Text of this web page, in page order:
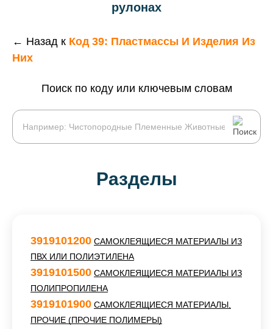
рулонах
← Назад к Код 39: Пластмассы И Изделия Из
Них
Поиск по коду или ключевым словам
Разделы
3919101200 САМОКЛЕЯЩИЕСЯ МАТЕРИАЛЫ ИЗ
ПВХ ИЛИ ПОЛИЭТИЛЕНА
3919101500 САМОКЛЕЯЩИЕСЯ МАТЕРИАЛЫ ИЗ
ПОЛИПРОПИЛЕНА
3919101900 САМОКЛЕЯЩИЕСЯ МАТЕРИАЛЫ,
ПРОЧИЕ (ПРОЧИЕ ПОЛИМЕРЫ)